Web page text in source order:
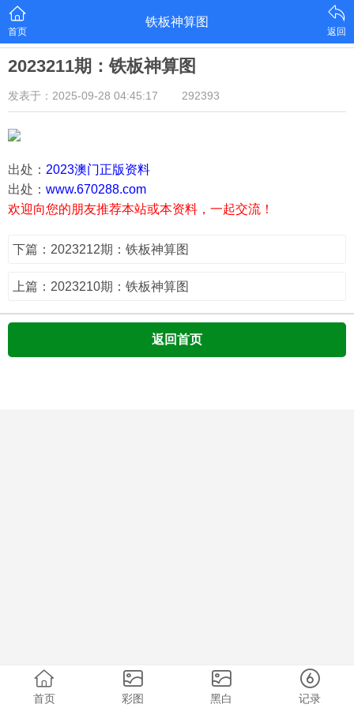
首页
铁板神算图
返回
2023211期：铁板神算图
发表于：2025-09-28 04:45:17 292393
出处： 2023澳门正版资料
出处： www.670288.com
欢迎向您的朋友推荐本站或本资料，一起交流！
下篇：2023212期：铁板神算图
上篇：2023210期：铁板神算图
返回首页
首页 彩图 黑白 记录